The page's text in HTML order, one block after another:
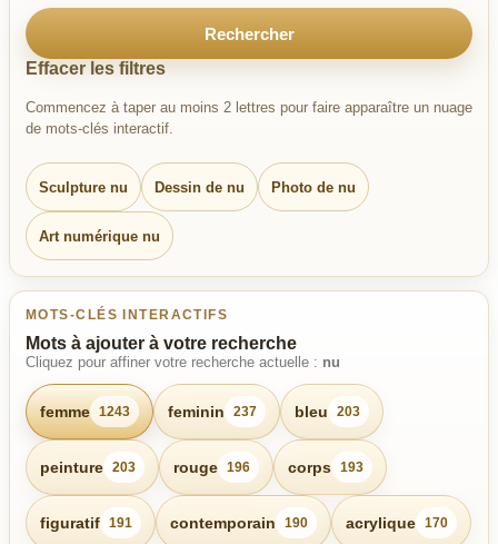
Rechercher
Effacer les filtres
Commencez à taper au moins 2 lettres pour faire apparaître un nuage
de mots-clés interactif.
Sculpture nu Dessin de nu Photo de nu
Art numérique nu
MOTS-CLÉS INTERACTIFS
Mots à ajouter à votre recherche
Cliquez pour affiner votre recherche actuelle : nu
femme 1243 feminin 237 bleu 203
peinture 203 rouge 196 corps 193
figuratif 191 contemporain 190 acrylique 170